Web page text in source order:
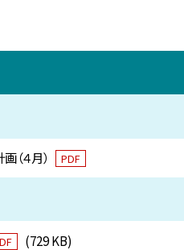
４月） PDF
(729 KB)